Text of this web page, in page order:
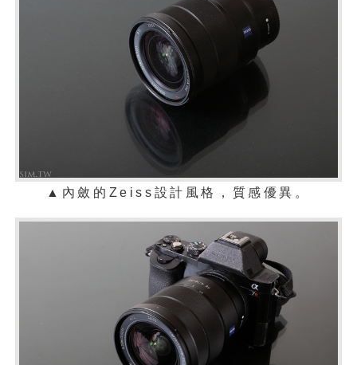
▲ 內斂的Zeiss設計風格，質感優異。